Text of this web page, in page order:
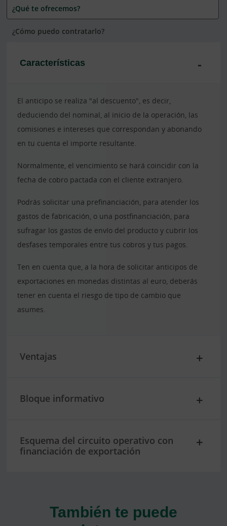
¿Qué te ofrecemos?
¿Cómo puedo contratarlo?
Características
El anticipo se realiza "al descuento", es decir,
deduciendo del nominal, al inicio de la operación, las
comisiones e intereses que correspondan y abonando
en tu cuenta el importe resultante.
Normalmente, el vencimiento se hará coincidir con la
fecha de cobro pactada con el cliente extranjero.
Podrás solicitar una prefinanciación, para atender los
gastos de fabricación, o una postfinanciación, para
sufragar los gastos de envío del producto y cubrir los
desfases temporales entre tus cobros y tus pagos.
Ten en cuenta que, a la hora de solicitar anticipos de
exportaciones en monedas distintas al euro, deberás
tener en cuenta el riesgo de tipo de cambio que
asumes.
Ventajas
Bloque informativo
Esquema del circuito operativo con
financiación de exportación
También te puede